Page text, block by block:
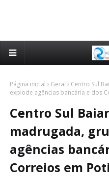
Página inicial Geral
Centro Sul
explode agências bancária e dos
Centro Sul
madrugada,
agências
Correios em